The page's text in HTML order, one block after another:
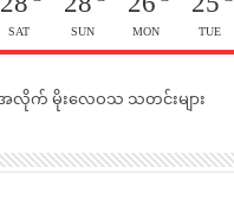
SAT SUN MON TUE
လိုက် မိုးလေဝသ သတင်းများ